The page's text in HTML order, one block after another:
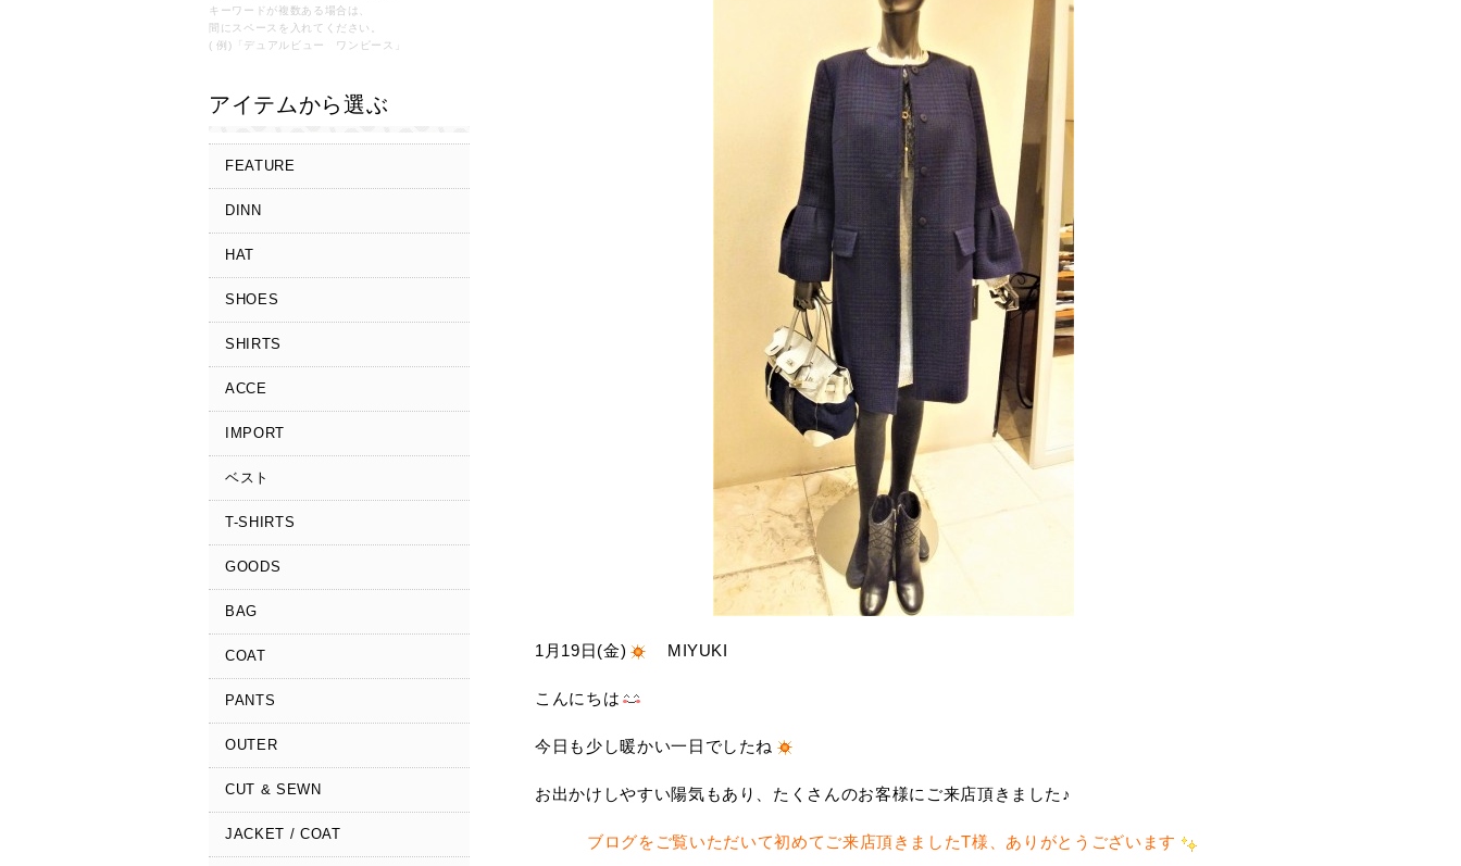
キーワードが複数ある場合は、
間にスペースを入れてください。
( 例)「デュアルビュー ワンピース」
アイテムから選ぶ
FEATURE
DINN
HAT
SHOES
SHIRTS
ACCE
IMPORT
ベスト
T-SHIRTS
GOODS
BAG
COAT
PANTS
OUTER
CUT & SEWN
JACKET / COAT
1月19日(金) MIYUKI
こんにちは
今日も少し暖かい一日でしたね
お出かけしやすい陽気もあり、たくさんのお客様にご来店頂きました♪
ブログをご覧いただいて初めてご来店頂きましたT様、ありがとうございます